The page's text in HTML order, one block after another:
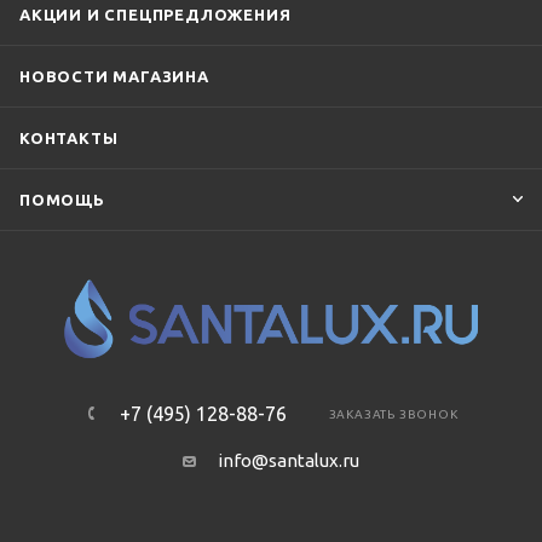
АКЦИИ И СПЕЦПРЕДЛОЖЕНИЯ
НОВОСТИ МАГАЗИНА
КОНТАКТЫ
ПОМОЩЬ
+7 (495) 128-88-76 ЗАКАЗАТЬ ЗВОНОК
info@santalux.ru